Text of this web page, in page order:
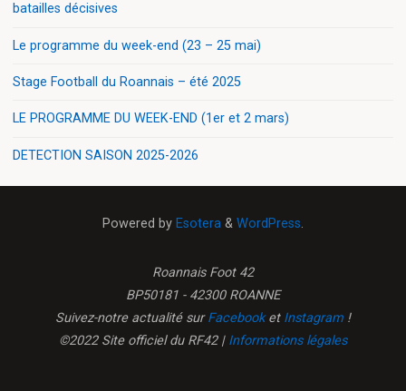
batailles décisives
Le programme du week-end (23 – 25 mai)
Stage Football du Roannais – été 2025
LE PROGRAMME DU WEEK-END (1er et 2 mars)
DETECTION SAISON 2025-2026
Powered by Esotera & WordPress.
Roannais Foot 42
BP50181 - 42300 ROANNE
Suivez-notre actualité surFacebooket Instagram !
©2022 Site officiel du RF42 | Informations légales